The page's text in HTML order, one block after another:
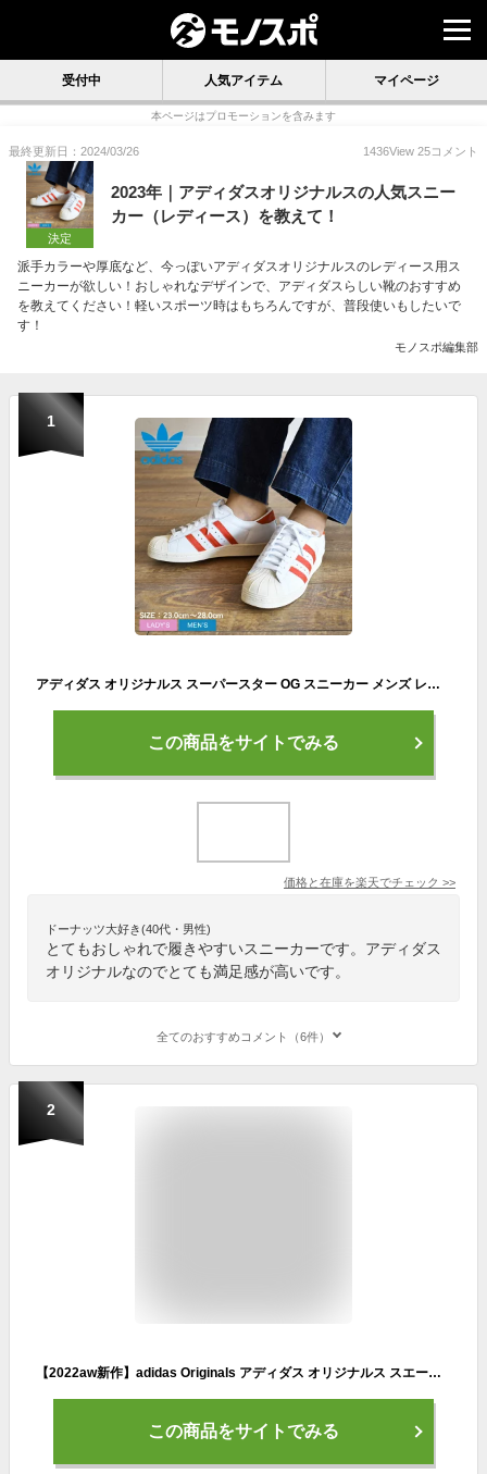
受付中 人気アイテム マイページ
本ページはプロモーションを含みます
最終更新日：2024/03/26 1436View 25コメント
決定
2023年｜アディダスオリジナルスの人気スニー
カー（レディース）を教えて！
派手カラーや厚底など、今っぽいアディダスオリジナルスのレディース用ス
ニーカーが欲しい！おしゃれなデザインで、アディダスらしい靴のおすすめ
を教えてください！軽いスポーツ時はもちろんですが、普段使いもしたいで
す！
モノスポ編集部
1
アディダス オリジナルス スーパースター OG スニーカー メンズ レディース 白 ホワイト 赤 レッド adidas Originals SUPERSTAR OG CQ2477 靴 シューズ おしゃれ ローカット 白 ホワイト
この商品をサイトでみる
価格と在庫を楽天でチェック >>
ドーナッツ大好き(40代・男性)
とてもおしゃれで履きやすいスニーカーです。アディダス
オリジナルなのでとても満足感が高いです。
全てのおすすめコメント（6件）
2
【2022aw新作】adidas Originals アディダス オリジナルス スエード アッパー ランニング スニーカー “ADIDAS TRX VINTAGE” gx4579-4580-kk レディース【サイズ交換初回無料】
この商品をサイトでみる